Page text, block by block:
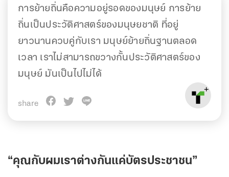
การย้ายถิ่นคือความอยู่รอดของมนุษย์ การย้าย
ถิ่นเป็นประวัติศาสตร์ของมนุษยชาติ ที่อยู่
ยาวนานควบคู่กับเรา มนุษย์ย้ายถิ่นฐานตลอด
เวลา เราไม่สามารถขวางกั้นประวัติศาสตร์ของ
มนุษย์ มันเป็นไปไม่ได้
share
“คุณกับผมเราต่างกันแค่บัตรประชาชน”